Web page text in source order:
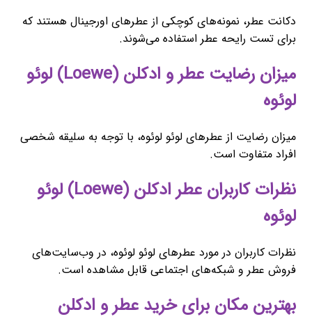
دکانت عطر، نمونه‌های کوچکی از عطرهای اورجینال هستند که
برای تست رایحه عطر استفاده می‌شوند.
میزان رضایت عطر و ادکلن (Loewe) لوئو
لوئوه
میزان رضایت از عطرهای لوئو لوئوه، با توجه به سلیقه شخصی
افراد متفاوت است.
نظرات کاربران عطر ادکلن (Loewe) لوئو
لوئوه
نظرات کاربران در مورد عطرهای لوئو لوئوه، در وب‌سایت‌های
فروش عطر و شبکه‌های اجتماعی قابل مشاهده است.
بهترین مکان برای خرید عطر و ادکلن